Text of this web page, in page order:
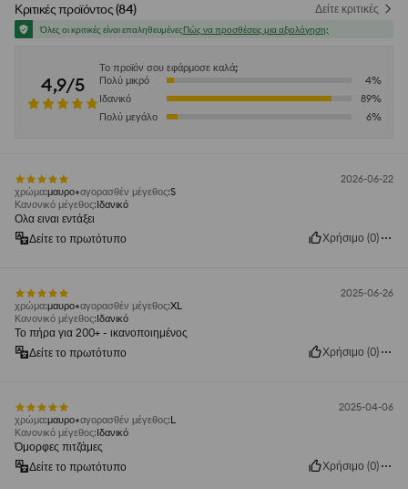
Κριτικές προϊόντος(84) Δείτε κριτικές
Όλες οι κριτικές είναι επαληθευμένεςΠώς να προσθέσεις μια αξιολόγηση;
4,9/5
Το προϊόν σου εφάρμοσε καλά;
Πολύ μικρό
4%
Ιδανικό
89%
Πολύ μεγάλο
6%
2026-06-22
χρώμα:μαυρο αγορασθέν μέγεθος:S
Κανονικό μέγεθος:Ιδανικό
Ολα ειναι εντάξει
Δείτε το πρωτότυπο
Χρήσιμο (0)
2025-06-26
χρώμα:μαυρο αγορασθέν μέγεθος:XL
Κανονικό μέγεθος:Ιδανικό
Το πήρα για 200+ - ικανοποιημένος
Δείτε το πρωτότυπο
Χρήσιμο (0)
2025-04-06
χρώμα:μαυρο αγορασθέν μέγεθος:L
Κανονικό μέγεθος:Ιδανικό
Όμορφες πιτζάμες
Δείτε το πρωτότυπο
Χρήσιμο (0)